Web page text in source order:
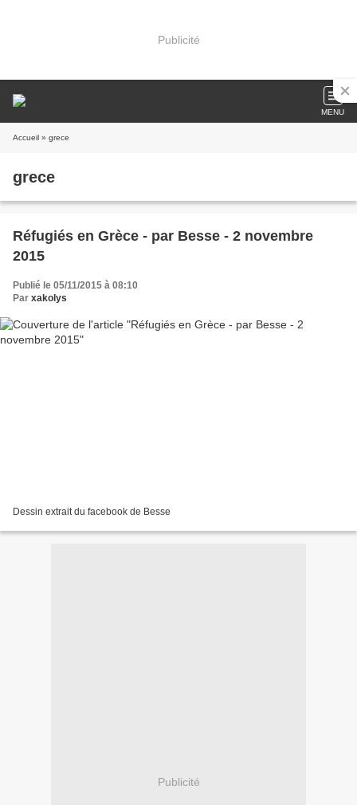
Publicité
MENU
Accueil » grece
grece
Réfugiés en Grèce - par Besse - 2 novembre
2015
Publié le 05/11/2015 à 08:10
Par xakolys
Dessin extrait du facebook de Besse
Publicité